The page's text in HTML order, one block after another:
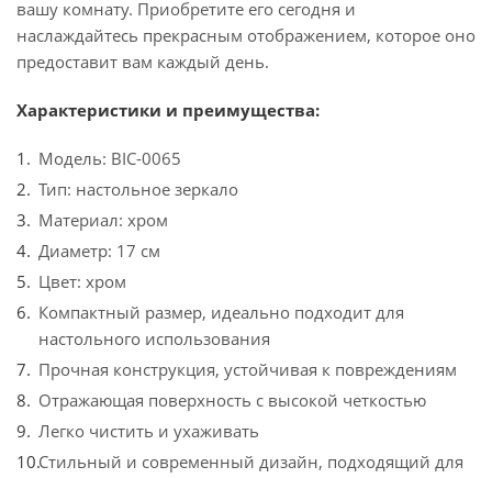
вашу комнату. Приобретите его сегодня и
наслаждайтесь прекрасным отображением, которое оно
предоставит вам каждый день.
Характеристики и преимущества:
Модель: BIC-0065
Тип: настольное зеркало
Материал: хром
Диаметр: 17 см
Цвет: хром
Компактный размер, идеально подходит для
настольного использования
Прочная конструкция, устойчивая к повреждениям
Отражающая поверхность с высокой четкостью
Легко чистить и ухаживать
Стильный и современный дизайн, подходящий для